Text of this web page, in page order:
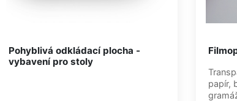
Pohyblivá odkládací plocha -
vybavení pro stoly
papír,